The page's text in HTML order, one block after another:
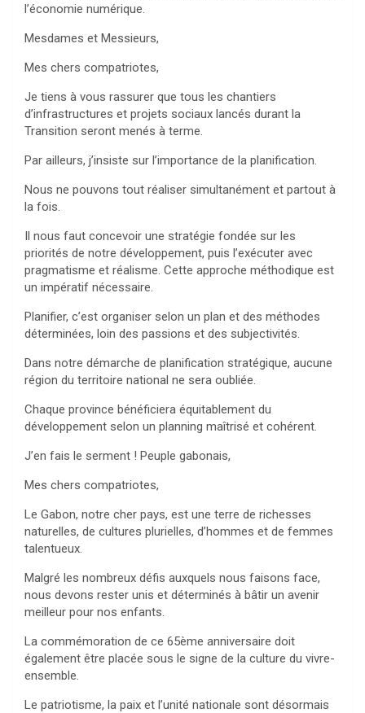
l’économie numérique.
Mesdames et Messieurs,
Mes chers compatriotes,
Je tiens à vous rassurer que tous les chantiers
d’infrastructures et projets sociaux lancés durant la
Transition seront menés à terme.
Par ailleurs, j’insiste sur l’importance de la planification.
Nous ne pouvons tout réaliser simultanément et partout à
la fois.
Il nous faut concevoir une stratégie fondée sur les
priorités de notre développement, puis l’exécuter avec
pragmatisme et réalisme. Cette approche méthodique est
un impératif nécessaire.
Planifier, c’est organiser selon un plan et des méthodes
déterminées, loin des passions et des subjectivités.
Dans notre démarche de planification stratégique, aucune
région du territoire national ne sera oubliée.
Chaque province bénéficiera équitablement du
développement selon un planning maîtrisé et cohérent.
J’en fais le serment ! Peuple gabonais,
Mes chers compatriotes,
Le Gabon, notre cher pays, est une terre de richesses
naturelles, de cultures plurielles, d’hommes et de femmes
talentueux.
Malgré les nombreux défis auxquels nous faisons face,
nous devons rester unis et déterminés à bâtir un avenir
meilleur pour nos enfants.
La commémoration de ce 65ème anniversaire doit
également être placée sous le signe de la culture du vivre-
ensemble.
Le patriotisme, la paix et l’unité nationale sont désormais